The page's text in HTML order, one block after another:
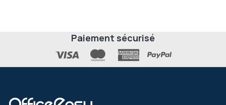
Paiement sécurisé